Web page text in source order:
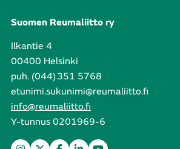
Suomen Reumaliitto ry
Ilkantie 4
00400 Helsinki
puh. (044) 351 5768
etunimi.sukunimi@reumaliitto.fi
info@reumaliitto.fi
Y-tunnus 0201969-6